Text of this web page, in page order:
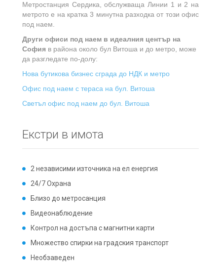
Метростанция Сердика, обслужваща Линии 1 и 2 на
метрото е на кратка 3 минутна разходка от този офис
под наем.
Други офиси под наем в идеалния център на
София в района около бул Витоша и до метро, може
да разгледате по-долу:
Нова бутикова бизнес сграда до НДК и метро
Офис под наем с тераса на бул. Витоша
Светъл офис под наем до бул. Витоша
Екстри в имота
2 независими източника на ел енергия
24/7 Охрана
Близо до метросанция
Видеонаблюдение
Контрол на достъпа с магнитни карти
Множество спирки на градския транспорт
Необзаведен